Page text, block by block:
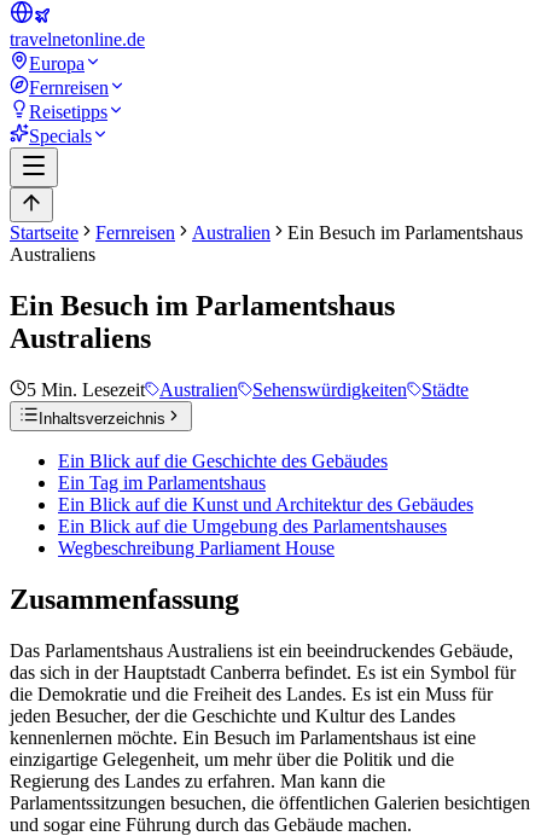
travelnetonline.de
Europa
Fernreisen
Reisetipps
Specials
Startseite Fernreisen Australien
Ein Besuch im Parlamentshaus
Australiens
Ein Besuch im Parlamentshaus
Australiens
5 Min. Lesezeit Australien Sehenswürdigkeiten Städte
Inhaltsverzeichnis
Ein Blick auf die Geschichte des Gebäudes
Ein Tag im Parlamentshaus
Ein Blick auf die Kunst und Architektur des Gebäudes
Ein Blick auf die Umgebung des Parlamentshauses
Wegbeschreibung Parliament House
Zusammenfassung
Das Parlamentshaus Australiens ist ein beeindruckendes Gebäude,
das sich in der Hauptstadt Canberra befindet. Es ist ein Symbol für
die Demokratie und die Freiheit des Landes. Es ist ein Muss für
jeden Besucher, der die Geschichte und Kultur des Landes
kennenlernen möchte. Ein Besuch im Parlamentshaus ist eine
einzigartige Gelegenheit, um mehr über die Politik und die
Regierung des Landes zu erfahren. Man kann die
Parlamentssitzungen besuchen, die öffentlichen Galerien besichtigen
und sogar eine Führung durch das Gebäude machen.